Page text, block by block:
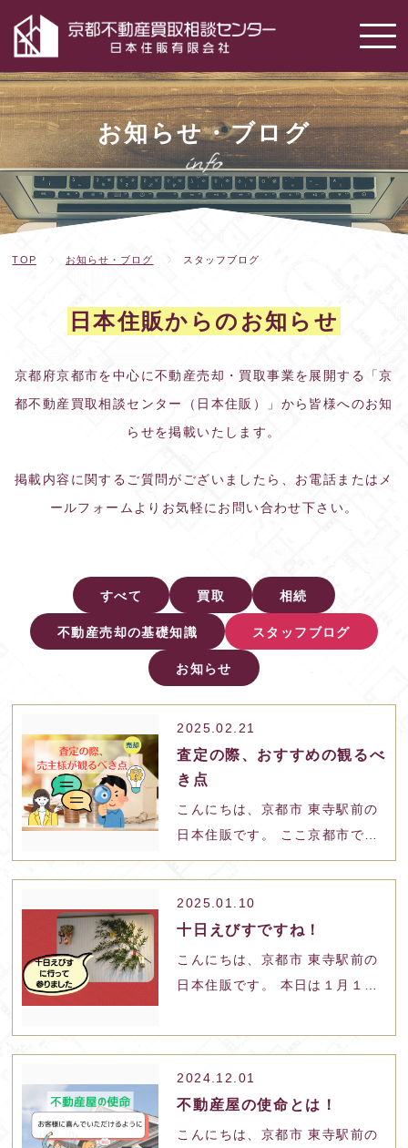
お知らせ・ブログ
TOP お知らせ・ブログ スタッフブログ
日本住販からのお知らせ
京都府京都市を中心に不動産売却・買取事業を展開する「京
都不動産買取相談センター（日本住販）」から皆様へのお知
らせを掲載いたします。
掲載内容に関するご質問がございましたら、お電話またはメ
ールフォームよりお気軽にお問い合わせ下さい。
すべて 買取 相続
不動産売却の基礎知識 スタッフブログ
お知らせ
2025.02.21
査定の際、おすすめの観るべ
き点
こんにちは、京都市 東寺駅前の
日本住販です。 ここ京都市で
は、梅が咲き始めております。
も動きやすくなってくる季節が
もうすぐですね♪
2025.01.10
十日えびすですね！
こんにちは、京都市 東寺駅前の
日本住販です。 本日は１月１０
す大祭に行って参りました。
2024.12.01
不動産屋の使命とは！
こんにちは、京都市 東寺駅前の